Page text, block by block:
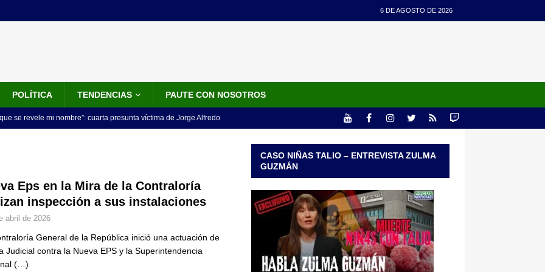
6 DE AGOSTO DE 2026
POLÍTICA TENDENCIAS PAUTE CON NOSOTROS
se revele mi nombre”: cuarta presunta víctima de Jorge Alfredo
accidente de tránsito JUDICIALES
tres denunciantes entregan los detalles de porque se
Vargas JUDICIALES
examen toxicológico a exdirectora del Dapre Angie Rodríguez
Eps en la Mira de la Contraloría
inspección a sus instalaciones
abril de 2026
General de la República inició una actuación de
Judicial contra la Nueva EPS y la Superintendencia
(…)
CASO NIÑAS TALIO – ENTREVISTA ZULMA
GUZMÁN